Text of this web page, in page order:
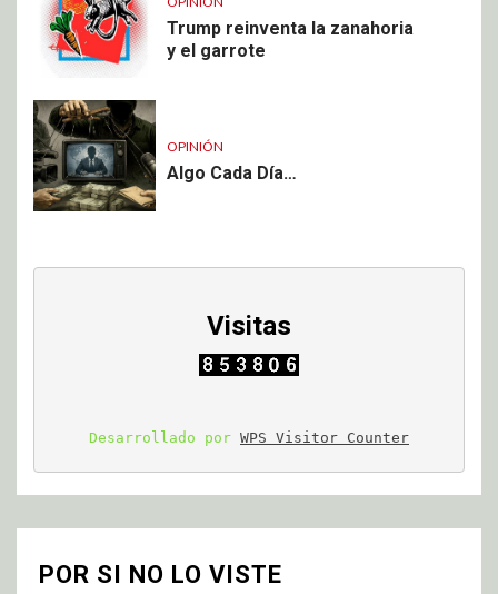
Trump reinventa la zanahoria
y el garrote
OPINIÓN
Algo Cada Día…
Visitas
Desarrollado por WPS Visitor Counter
POR SI NO LO VISTE